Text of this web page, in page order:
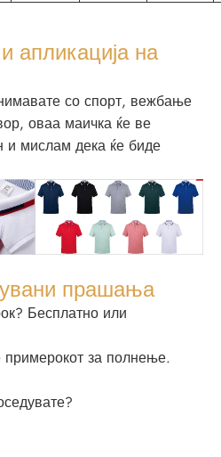
апликација на
со спорт, вежбање
оваа маичка ќе ве
и мислам дека ќе биде
прашања
Бесплатно или
за полнење.